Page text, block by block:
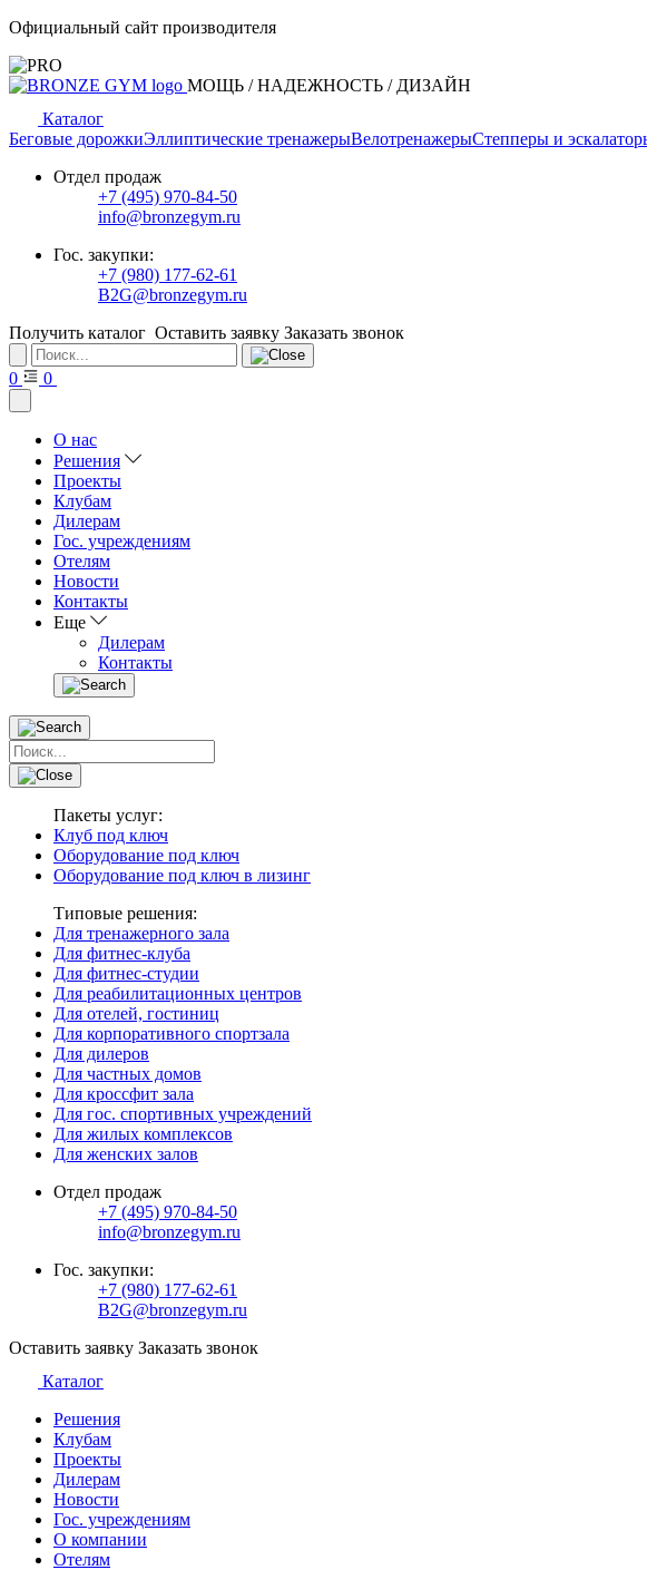
Официальный сайт производителя
МОЩЬ / НАДЕЖНОСТЬ / ДИЗАЙН
Каталог
Беговые дорожкиЭллиптические тренажерыВелотренажерыСтепперы и
Отдел продаж
+7 (495) 970-84-50
info@bronzegym.ru
Гос. закупки:
+7 (980) 177-62-61
B2G@bronzegym.ru
Получить каталог Оставить заявку Заказать звонок
0 0
О нас
Решения
Проекты
Клубам
Дилерам
Гос. учреждениям
Отелям
Новости
Контакты
Еще
Дилерам
Контакты
Пакеты услуг:
Клуб под ключ
Оборудование под ключ
Оборудование под ключ в лизинг
Типовые решения:
Для тренажерного зала
Для фитнес-клуба
Для фитнес-студии
Для реабилитационных центров
Для отелей, гостиниц
Для корпоративного спортзала
Для дилеров
Для частных домов
Для кроссфит зала
Для гос. спортивных учреждений
Для жилых комплексов
Для женских залов
Отдел продаж
+7 (495) 970-84-50
info@bronzegym.ru
Гос. закупки:
+7 (980) 177-62-61
B2G@bronzegym.ru
Оставить заявку Заказать звонок
Каталог
Решения
Клубам
Проекты
Дилерам
Новости
Гос. учреждениям
О компании
Отелям